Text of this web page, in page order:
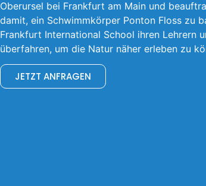
Oberursel bei Frankfurt am Main und
damit, ein Schwimmkörper Ponton Floss zu
Frankfurt International School ihren Lehrern
überfahren, um die Natur näher erleben zu
JETZT ANFRAGEN